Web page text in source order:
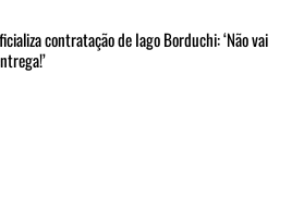
contratação de Iago Borduchi: ‘Não vai